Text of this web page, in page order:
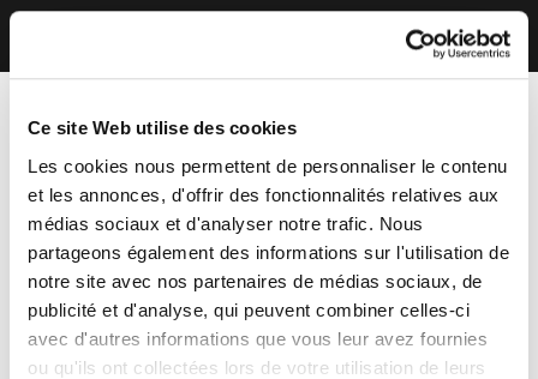
Ce site Web utilise des cookies
Les cookies nous permettent de personnaliser le contenu
et les annonces, d'offrir des fonctionnalités relatives aux
médias sociaux et d'analyser notre trafic. Nous
partageons également des informations sur l'utilisation de
notre site avec nos partenaires de médias sociaux, de
publicité et d'analyse, qui peuvent combiner celles-ci
avec d'autres informations que vous leur avez fournies
ou qu'ils ont collectées lors de votre utilisation de leurs